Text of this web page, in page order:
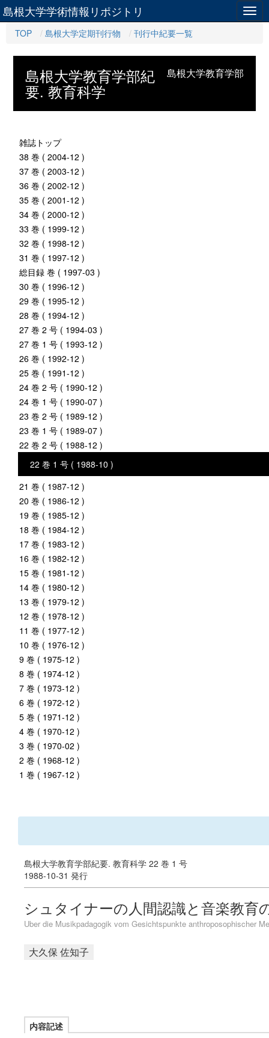
島根大学学術情報リポジトリ
TOP 島根大学定期刊行物 刊行中紀要一覧
島根大学教育学部
島根大学教育学部紀
要. 教育科学
雑誌トップ
38 巻 ( 2004-12 )
37 巻 ( 2003-12 )
36 巻 ( 2002-12 )
35 巻 ( 2001-12 )
34 巻 ( 2000-12 )
33 巻 ( 1999-12 )
32 巻 ( 1998-12 )
31 巻 ( 1997-12 )
総目録 巻 ( 1997-03 )
30 巻 ( 1996-12 )
29 巻 ( 1995-12 )
28 巻 ( 1994-12 )
27 巻 2 号 ( 1994-03 )
27 巻 1 号 ( 1993-12 )
26 巻 ( 1992-12 )
25 巻 ( 1991-12 )
24 巻 2 号 ( 1990-12 )
24 巻 1 号 ( 1990-07 )
23 巻 2 号 ( 1989-12 )
23 巻 1 号 ( 1989-07 )
22 巻 2 号 ( 1988-12 )
22 巻 1 号 ( 1988-10 )
21 巻 ( 1987-12 )
20 巻 ( 1986-12 )
19 巻 ( 1985-12 )
18 巻 ( 1984-12 )
17 巻 ( 1983-12 )
16 巻 ( 1982-12 )
15 巻 ( 1981-12 )
14 巻 ( 1980-12 )
13 巻 ( 1979-12 )
12 巻 ( 1978-12 )
11 巻 ( 1977-12 )
10 巻 ( 1976-12 )
9 巻 ( 1975-12 )
8 巻 ( 1974-12 )
7 巻 ( 1973-12 )
6 巻 ( 1972-12 )
5 巻 ( 1971-12 )
4 巻 ( 1970-12 )
3 巻 ( 1970-02 )
2 巻 ( 1968-12 )
1 巻 ( 1967-12 )
島根大学教育学部紀要. 教育科学 22 巻 1 号
1988-10-31 発行
シュタイナーの人間認識と音楽教育
Uber die Musikpadagogik vom Gesichtspunkte anthroposophischer
大久保 佐知子
内容記述